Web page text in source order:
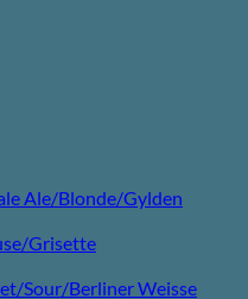
Ale/Blonde/Gylden
Grisette
Sour/Berliner Weisse